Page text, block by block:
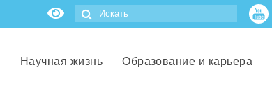
Научная жизнь Образование и карьера